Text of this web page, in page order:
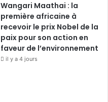
Wangari Maathai : la
première africaine à
recevoir le prix Nobel de la
paix pour son action en
faveur de l’environnement
il y a 4 jours